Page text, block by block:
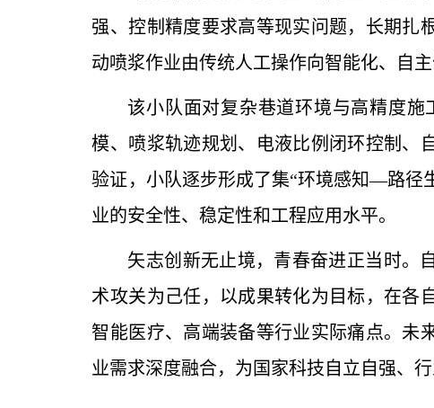
强、控制精度要求高等现实问题，长期扎
动喷浆作业由传统人工操作向智能化、自
该小队面对复杂巷道环境与高精度
模、喷浆轨迹规划、电液比例闭环控制、
验证，小队逐步形成了集“环境感知—路
业的安全性、稳定性和工程应用水平。
矢志创新无止境，青春奋进正当时。
术攻关为己任，以成果转化为目标，在各
智能医疗、高端装备等行业实际痛点。未
业需求深度融合，为国家科技自立自强、